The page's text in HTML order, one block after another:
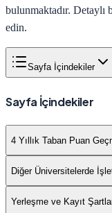
bulunmaktadır.
edin.
Sayfa İçindekiler
Sayfa İçindekiler
4 Yıllık Taban Puan
Diğer Üniversitelerde
Yerleşme ve Kayıt